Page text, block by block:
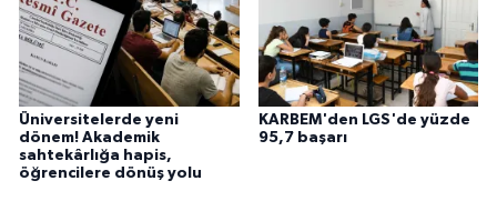
Üniversitelerde yeni
dönem! Akademik
sahtekârlığa hapis,
öğrencilere dönüş yolu
KARBEM'den LGS'de yüzde
95,7 başarı